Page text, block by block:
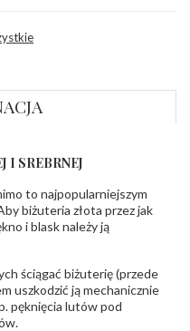
Cyrkonia
Cyrkonia - 5 szt.
I SREBRNEJ
to najpopularniejszym
biżuteria złota przez jak
i blask należy ją
ściągać biżuterię (przede
uszkodzić ją mechanicznie
pęknięcia lutów pod